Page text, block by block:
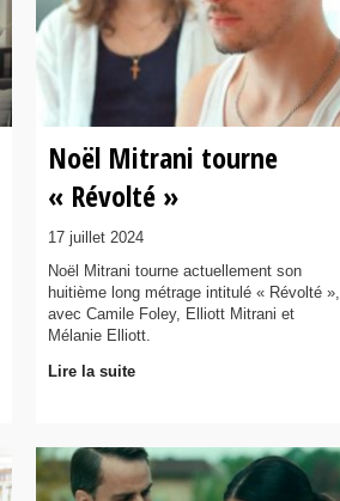
Noël Mitrani tourne
« Révolté »
17 juillet 2024
Noël Mitrani tourne actuellement son
huitième long métrage intitulé « Révolté »,
avec Camile Foley, Elliott Mitrani et
Mélanie Elliott.
Lire la suite